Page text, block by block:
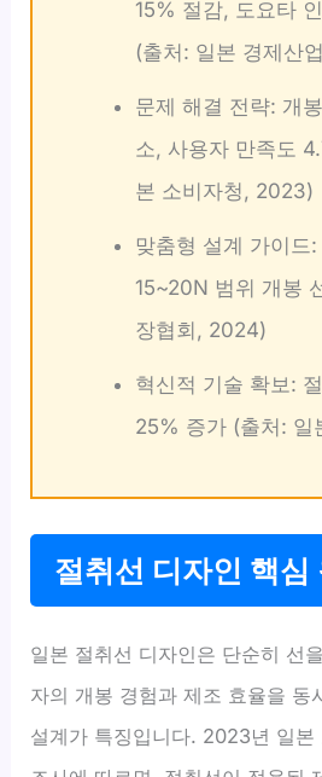
15% 절감, 도요타
(출처: 일본 경제산
문제 해결 전략: 개
소, 사용자 만족도
본 소비자청, 2023)
맞춤형 설계 가이드
15~20N 범위 개봉
장협회, 2024)
혁신적 기술 확보:
25% 증가 (출처: 일
절취선 디자인 핵심
일본 절취선 디자인은 단순히 선
자의 개봉 경험과 제조 효율을 동
설계가 특징입니다. 2023년 일본